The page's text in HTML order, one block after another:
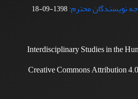
نویسندگان محترم:1398-09-18
Interdisciplinary Studies in the
Creative Commons Attribution